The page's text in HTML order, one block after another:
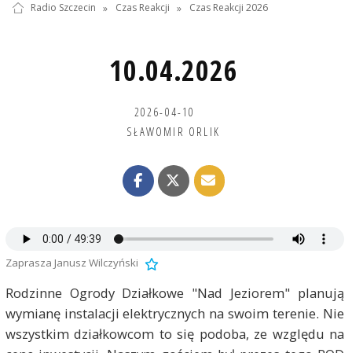
Radio Szczecin » Czas Reakcji » Czas Reakcji 2026
10.04.2026
2026-04-10
SŁAWOMIR ORLIK
Zaprasza Janusz Wilczyński
Rodzinne Ogrody Działkowe "Nad Jeziorem" planują
wymianę instalacji elektrycznych na swoim terenie. Nie
wszystkim działkowcom to się podoba, ze względu na